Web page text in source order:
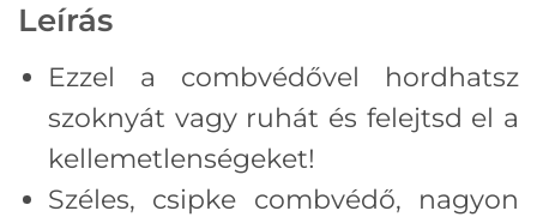
Leírás
Ezzel a combvédővel hordhatsz
szoknyát vagy ruhát és felejtsd el a
kellemetlenségeket!
Széles, csipke combvédő, nagyon